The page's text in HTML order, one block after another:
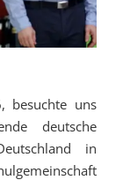
besuchte uns
deutsche
in